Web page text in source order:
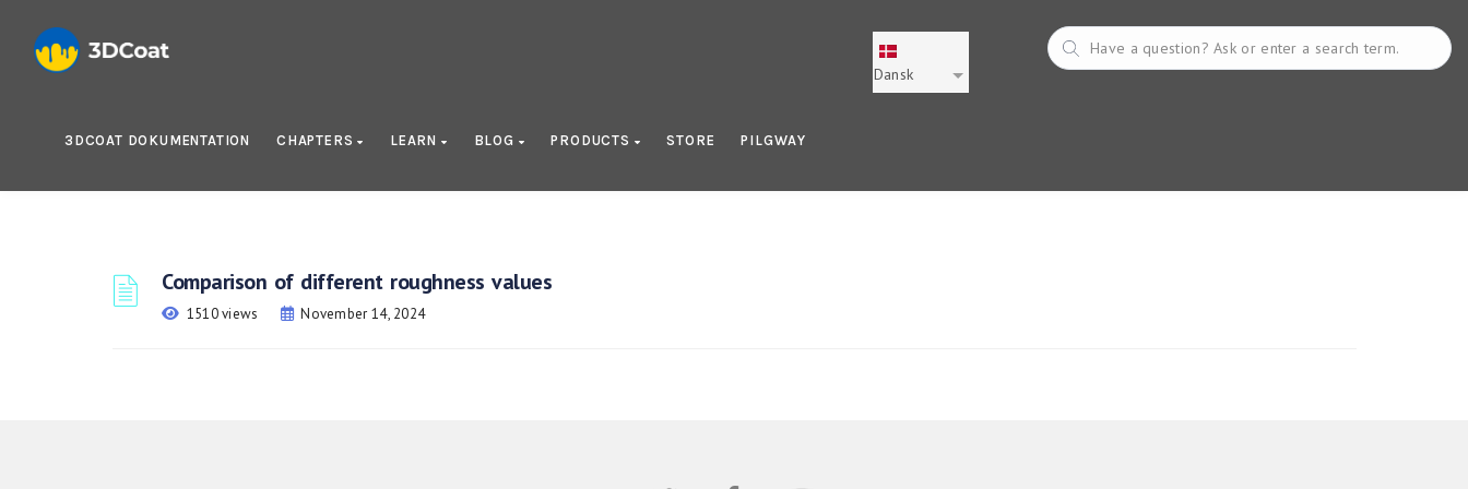
Dansk
3DCOAT DOKUMENTATION CHAPTERS LEARN BLOG PRODUCTS STORE PILGWAY
Comparison of different roughness values
1510 views November 14, 2024